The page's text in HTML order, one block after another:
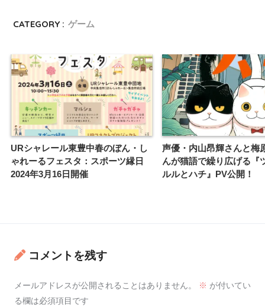
CATEGORY : ゲーム
URシャレール東豊中春のぼん・し
ゃれーるフェスタ：スポーツ縁日
2024年3月16日開催
声優・内山昂輝さんと梅
んが猫語で繰り広げる『
ルルとハチ』PV公開！
コメントを残す
メールアドレスが公開されることはありません。 ※ が付いてい
る欄は必須項目です